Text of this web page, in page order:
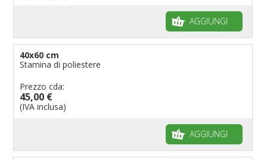
AGGIUNGI
40x60 cm
Stamina di poliestere
Prezzo cda:
45,00 €
(IVA inclusa)
AGGIUNGI